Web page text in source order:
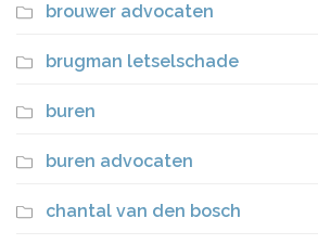
brouwer advocaten
brugman letselschade
buren
buren advocaten
chantal van den bosch